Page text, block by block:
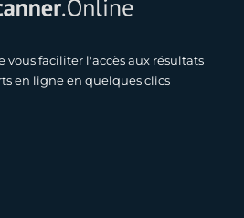
vous faciliter l'accès aux résultats
en ligne en quelques clics